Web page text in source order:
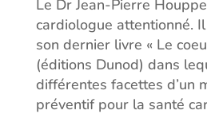
Le Dr Jean-Pierre
cardiologue attentionné.
son dernier livre « Le
(éditions Dunod) dans
différentes facettes d’un
préventif pour la santé